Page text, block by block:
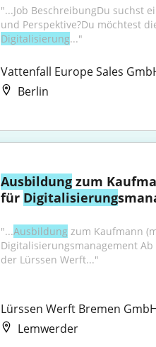
"...Job BeschreibungDu suchst
Digitalisierung..."
Vattenfall Europe Sales
Berlin
Ausbildung zum
für Digitalisierung
"...Ausbildung zum Kaufmann
Digitalisierungsmanagement Ab
der Lürssen Werft..."
Lürssen Werft Bremen
Lemwerder